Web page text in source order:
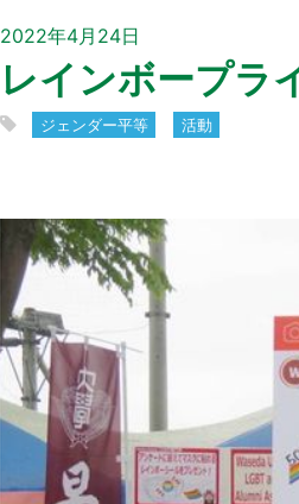
2022年4月24日
レインボープラ
ジェンダー平等 活動